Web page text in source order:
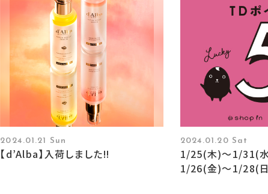
2024.01.21 Sun
【d’Alba】入荷しました‼︎
2024.01.20 Sat
1/25(木)〜1/31(
1/26(金)〜1/28(